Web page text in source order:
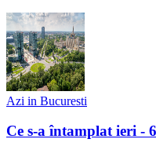
Azi in Bucuresti
Ce s-a întamplat ieri -